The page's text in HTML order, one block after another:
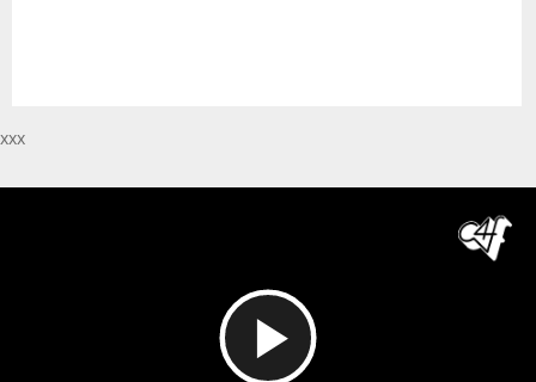
xxx
Reproducir